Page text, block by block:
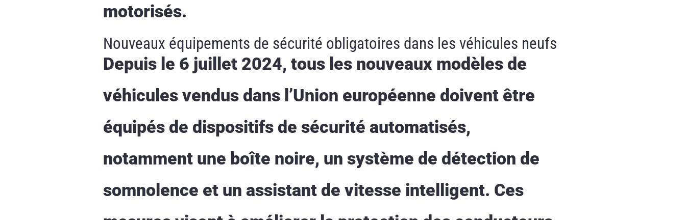
motorisés.
Nouveaux équipements de sécurité obligatoires dans les véhicules neufs
Depuis le 6 juillet 2024, tous les nouveaux modèles de
véhicules vendus dans l’Union européenne doivent être
équipés de dispositifs de sécurité automatisés,
notamment une boîte noire, un système de détection de
somnolence et un assistant de vitesse intelligent. Ces